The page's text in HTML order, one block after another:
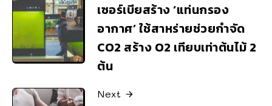
เซอร์เบียสร้าง ‘แท่นกรอง
อากาศ’ ใช้สาหร่ายช่วยกำจัด
CO2 สร้าง O2 เทียบเท่าต้นไม้ 2
ต้น
Next